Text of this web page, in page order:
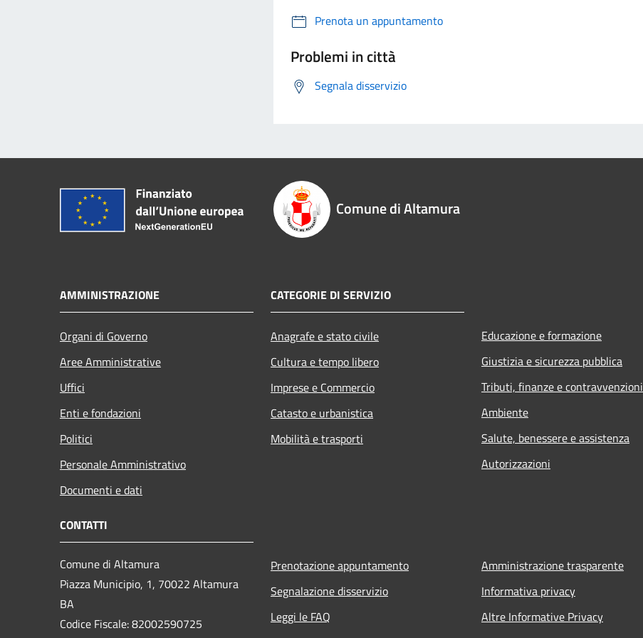
Prenota un appuntamento
Problemi in città
Segnala disservizio
Comune di Altamura
AMMINISTRAZIONE
Organi di Governo
Aree Amministrative
Uffici
Enti e fondazioni
Politici
Personale Amministrativo
Documenti e dati
CATEGORIE DI SERVIZIO
Anagrafe e stato civile
Cultura e tempo libero
Imprese e Commercio
Catasto e urbanistica
Mobilità e trasporti
Educazione e formazione
Giustizia e sicurezza pubblica
Tributi, finanze e contravvenzioni
Ambiente
Salute, benessere e assistenza
Autorizzazioni
CONTATTI
Comune di Altamura
Piazza Municipio, 1, 70022 Altamura
BA
Codice Fiscale: 82002590725
Prenotazione appuntamento
Segnalazione disservizio
Leggi le FAQ
Amministrazione trasparente
Informativa privacy
Altre Informative Privacy